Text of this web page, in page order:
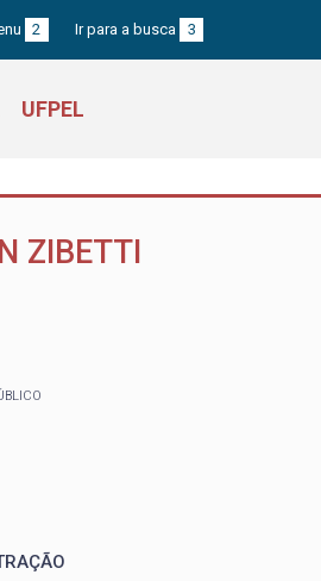
2 Ir para a busca 3
UFPEL
ZIBETTI